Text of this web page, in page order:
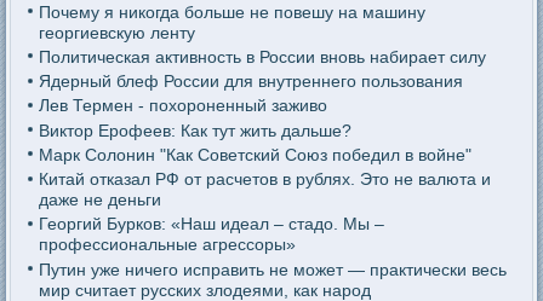
Почему я никогда больше не повешу на машину
георгиевскую ленту
Политическая активность в России вновь набирает силу
Ядерный блеф России для внутреннего пользования
Лев Термен - похороненный заживо
Виктор Ерофеев: Как тут жить дальше?
Марк Солонин "Как Советский Союз победил в войне"
Китай отказал РФ от расчетов в рублях. Это не валюта и
даже не деньги
Георгий Бурков: «Наш идеал – стадо. Мы –
профессиональные агрессоры»
Путин уже ничего исправить не может — практически весь
мир считает русских злодеями, как народ